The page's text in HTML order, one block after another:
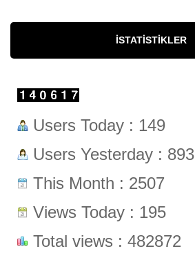
İSTATISTIKLER
Users Today : 149
Users Yesterday : 893
This Month : 2507
Views Today : 195
Total views : 482872